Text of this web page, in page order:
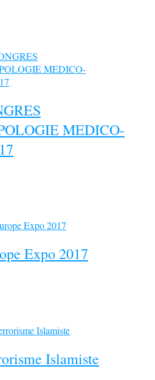
MEDICO-
Expo 2017
Islamiste